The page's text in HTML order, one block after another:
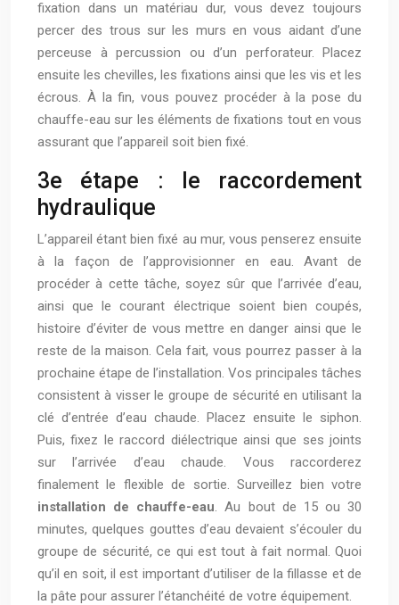
fixation dans un matériau dur, vous devez toujours
percer des trous sur les murs en vous aidant d’une
perceuse à percussion ou d’un perforateur. Placez
ensuite les chevilles, les fixations ainsi que les vis et les
écrous. À la fin, vous pouvez procéder à la pose du
chauffe-eau sur les éléments de fixations tout en vous
assurant que l’appareil soit bien fixé.
3e étape : le raccordement
hydraulique
L’appareil étant bien fixé au mur, vous penserez ensuite
à la façon de l’approvisionner en eau. Avant de
procéder à cette tâche, soyez sûr que l’arrivée d’eau,
ainsi que le courant électrique soient bien coupés,
histoire d’éviter de vous mettre en danger ainsi que le
reste de la maison. Cela fait, vous pourrez passer à la
prochaine étape de l’installation. Vos principales tâches
consistent à visser le groupe de sécurité en utilisant la
clé d’entrée d’eau chaude. Placez ensuite le siphon.
Puis, fixez le raccord diélectrique ainsi que ses joints
sur l’arrivée d’eau chaude. Vous raccorderez
finalement le flexible de sortie. Surveillez bien votre
installation de chauffe-eau . Au bout de 15 ou 30
minutes, quelques gouttes d’eau devaient s’écouler du
groupe de sécurité, ce qui est tout à fait normal. Quoi
qu’il en soit, il est important d’utiliser de la fillasse et de
la pâte pour assurer l’étanchéité de votre équipement.